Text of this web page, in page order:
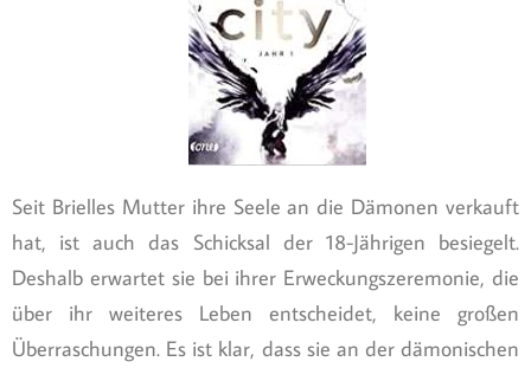
Seit Brielles Mutter ihre Seele an die Dämonen verkauft
hat, ist auch das Schicksal der 18-Jährigen besiegelt.
Deshalb erwartet sie bei ihrer Erweckungszeremonie, die
über ihr weiteres Leben entscheidet, keine großen
Überraschungen. Es ist klar, dass sie an der dämonischen